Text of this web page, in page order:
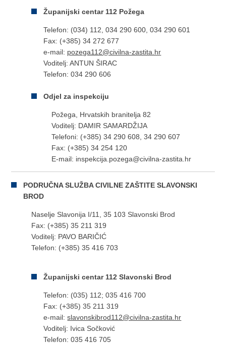
Županijski centar 112 Požega
Telefon: (034) 112, 034 290 600, 034 290 601
Fax: (+385) 34 272 677
e-mail: pozega112@civilna-zastita.hr
Voditelj: ANTUN ŠIRAC
Telefon: 034 290 606
​Odjel za inspekciju
Požega, Hrvatskih branitelja 82
Voditelj: DAMIR SAMARDŽIJA
Telefoni: (+385) 34 290 608, 34 290 607
Fax: (+385) 34 254 120
E-mail: inspekcija.pozega@civilna-zastita.hr
PODRUČNA SLUŽBA CIVILNE ZAŠTITE SLAVONSKI
BROD
Naselje Slavonija I/11, 35 103 Slavonski Brod
Fax: (+385) 35 211 319
Voditelj: PAVO BARIČIĆ
Telefon: (+385) 35 416 703
Županijski centar 112 Slavonski Brod
Telefon: (035) 112; 035 416 700
Fax: (+385) 35 211 319
e-mail:slavonskibrod112@civilna-zastita.hr
Voditelj: Ivica Sočković
Telefon: 035 416 705